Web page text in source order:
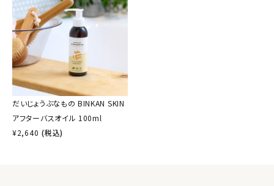
だいじょうぶなもの BINKAN SKIN
アフターバスオイル 100ml
¥2,640 (税込)